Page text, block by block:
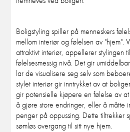
Boligstyling spiller på menneskers
mellom interiør og følelsen av "hjem".
attraktivt interiør, appellerer stylingen
følelsesmessig nivå. Det gir
lar de visualisere seg selv som
stylet interiør gir inntrykket av at
gir potensielle kjøpere en følelse av
å gjøre store endringer, eller å måtte
penger på oppussing. Dette tiltrekker
sømløs overgang til sitt nye hjem.